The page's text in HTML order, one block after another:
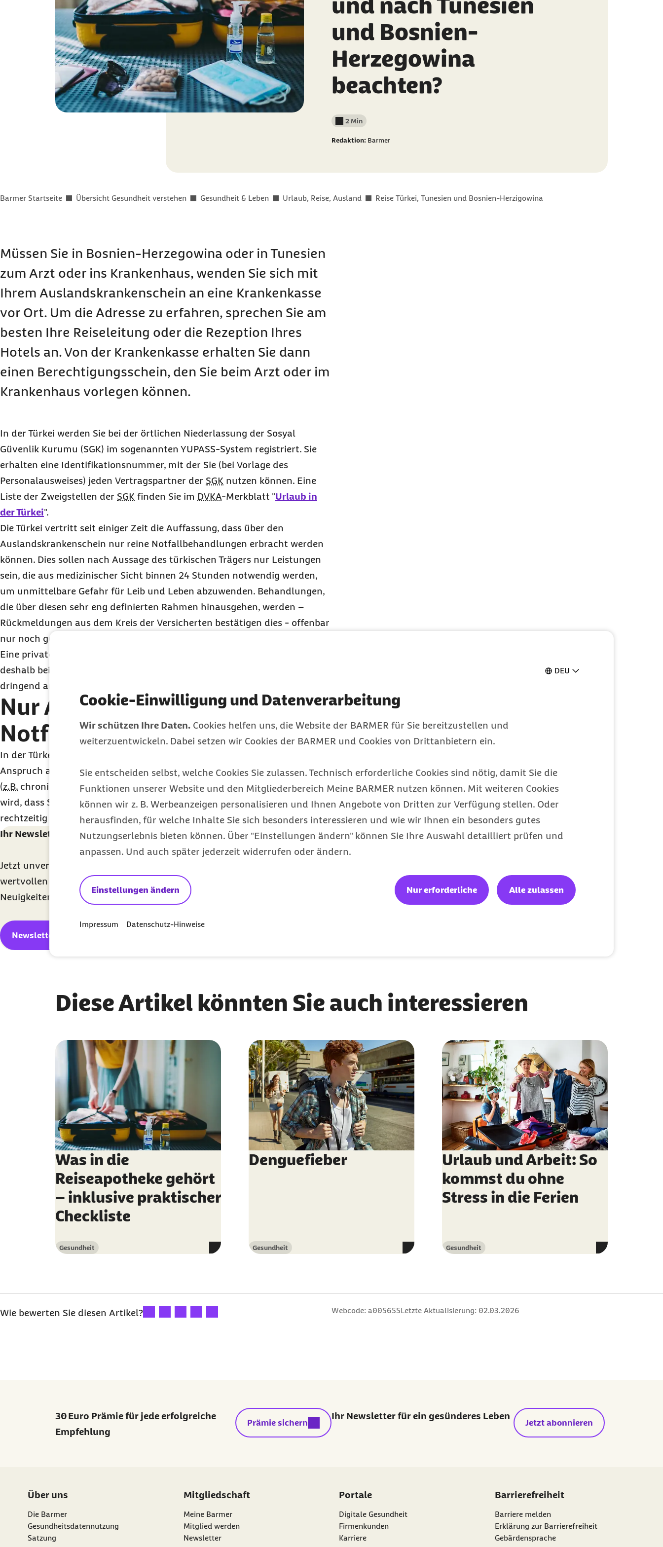
DEU
Cookie-Einwilligung und Datenverarbeitung
Wir schützen Ihre Daten. Cookies helfen uns, die Website der BARMER für Sie bereitzustellen und
weiterzuentwickeln. Dabei setzen wir Cookies der BARMER und Cookies von Drittanbietern ein.
Sie entscheiden selbst, welche Cookies Sie zulassen. Technisch erforderliche Cookies sind nötig, damit Sie die
Funktionen unserer Website und den Mitgliederbereich Meine BARMER nutzen können. Mit weiteren Cookies
können wir z. B. Werbeanzeigen personalisieren und Ihnen Angebote von Dritten zur Verfügung stellen. Oder
herausfinden, für welche Inhalte Sie sich besonders interessieren und wie wir Ihnen ein besonders gutes
Nutzungserlebnis bieten können. Über "Einstellungen ändern" können Sie Ihre Auswahl detailliert prüfen und
anpassen. Und auch später jederzeit widerrufen oder ändern.
Einstellungen ändern Nur erforderliche Alle zulassen
Impressum Datenschutz-Hinweise
und Bosnien-
Herzegowina
beachten?
Lesedauer weniger als
2 Min
Redaktion: Barmer
Sie befinden sich hier:
Barmer Startseite Übersicht Gesundheit verstehen Gesundheit & Leben Urlaub, Reise, Ausland Reise Türkei, Tunesien und Bosnien-Herzigowina
Müssen Sie in Bosnien-Herzegowina oder in Tunesien
zum Arzt oder ins Krankenhaus, wenden Sie sich mit
Ihrem Auslandskrankenschein an eine Krankenkasse
vor Ort. Um die Adresse zu erfahren, sprechen Sie am
besten Ihre Reiseleitung oder die Rezeption Ihres
Hotels an. Von der Krankenkasse erhalten Sie dann
einen Berechtigungsschein, den Sie beim Arzt oder im
Krankenhaus vorlegen können.
In der Türkei werden Sie bei der örtlichen Niederlassung der Sosyal
Güvenlik Kurumu (SGK) im sogenannten YUPASS-System registriert. Sie
erhalten eine Identifikationsnummer, mit der Sie (bei Vorlage des
Personalausweises) jeden Vertragspartner der SGK nutzen können. Eine
Liste der Zweigstellen der SGK finden Sie im DVKA-Merkblatt "Urlaub in
der Türkei".
Die Türkei vertritt seit einiger Zeit die Auffassung, dass über den
Auslandskrankenschein nur reine Notfallbehandlungen erbracht werden
können. Dies sollen nach Aussage des türkischen Trägers nur Leistungen
sein, die aus medizinischer Sicht binnen 24 Stunden notwendig werden,
um unmittelbare Gefahr für Leib und Leben abzuwenden. Behandlungen,
die über diesen sehr eng definierten Rahmen hinausgehen, werden –
Rückmeldungen aus dem Kreis der Versicherten bestätigen dies - offenbar
nur noch gegen Privat-Rechnung und Barzahlung zur Verfügung gestellt.
Eine private Reisekrankenversicherung als
deshalb bei Reisen in die Türkei, nach Tunesien oder Bosnien-Herzegowina
dringend angeraten,
Nur Anspruch auf
Notfallbehandlung
In der Türkei, Tunesien und Bosnien-Herzegowina besteht zudem nur
Anspruch auf Notfallbehandlungen. Besteht bereits vor der Einreise eine
(z.B. chronische) Erkrankung, die es voraussichtlich erforderlich machen
wird, dass Sie einen Arzt oder eine Ärztin aufsuchen, nehmen Sie bitte
rechtzeitig vor ReiseantrittKontakt zu Ihrer Barmerauf.
Ihr Newsletter für ein gesünderes Leben
Jetzt unverbindlich anmelden und monatlich Gesundheitsthemen mit
wertvollen Tipps erhalten und über exklusive Barmer-Services und -
Neuigkeiten informiert werden.
Newsletter abonnieren
Diese Artikel könnten Sie auch interessieren
Was in die
Reiseapotheke gehört
– inklusive praktischer
Checkliste
Kategorie
Gesundheit
Denguefieber
Kategorie
Gesundheit
Urlaub und Arbeit: So
kommst du ohne
Stress in die Ferien
Kategorie
Gesundheit
Wie bewerten Sie diesen Artikel?Ihre Bewertung: 1 Stern
Ihre Bewertung: 2 Sterne
Ihre Bewertung: 3 Sterne
Ihre Bewertung: 4 Sterne
Ihre Bewertung: 5 Sterne Webcode: a005655Letzte Aktualisierung: 02.03.2026
30 Euro Prämie für jede erfolgreiche
Empfehlung
externer Link:
Prämie sichern
Ihr Newsletter für ein gesünderes Leben
Jetzt abonnieren
Über uns
Die Barmer
Gesundheitsdatennutzung
Satzung
Mitgliedschaft
Meine Barmer
Mitglied werden
Newsletter
Portale
Digitale Gesundheit
Firmenkunden
Karriere
Barrierefreiheit
Barriere melden
Erklärung zur Barrierefreiheit
Gebärdensprache